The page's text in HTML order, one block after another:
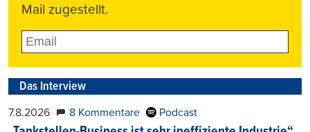
Mail zugestellt.
Das Interview
7.8.2026 8 Kommentare Podcast